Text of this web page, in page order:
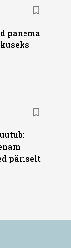
panema
päriselt